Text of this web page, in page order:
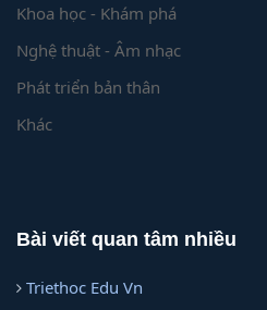
Khoa học - Khám phá
Nghệ thuật - Âm nhạc
Phát triển bản thân
Khác
Bài viết quan tâm nhiều
Triethoc Edu Vn